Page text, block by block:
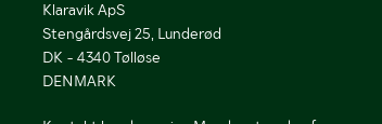
Klaravik ApS
Stengårdsvej 25, Lunderød
DK - 4340 Tølløse
DENMARK